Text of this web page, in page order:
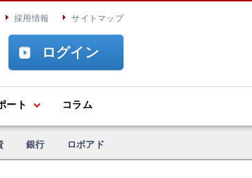
採用情報 サイトマップ
ログイン
ート コラム
銀行 ロボアド